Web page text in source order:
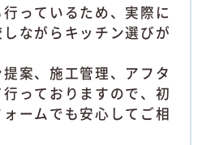
っているため、実際に
ながらキッチン選びが
案、施工管理、アフタ
っておりますので、初
ームでも安心してご相